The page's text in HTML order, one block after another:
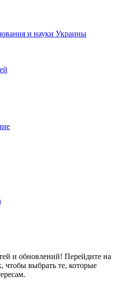
и науки Украины
и обновлений! Перейдите на
чтобы выбрать те, которые